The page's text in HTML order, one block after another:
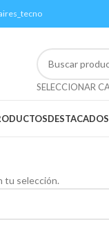
DESTACADOS
tu selección.